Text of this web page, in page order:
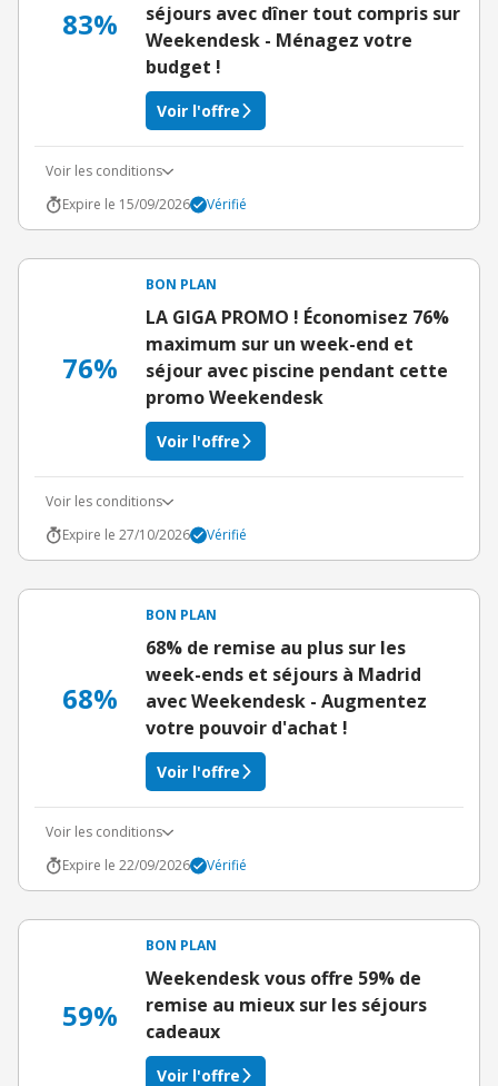
83%
séjours avec dîner tout compris sur
Weekendesk - Ménagez votre
budget !
Voir l'offre
Voir les conditions
Expire le 15/09/2026
Vérifié
76%
BON PLAN
LA GIGA PROMO ! Économisez 76%
maximum sur un week-end et
séjour avec piscine pendant cette
promo Weekendesk
Voir l'offre
Voir les conditions
Expire le 27/10/2026
Vérifié
68%
BON PLAN
68% de remise au plus sur les
week-ends et séjours à Madrid
avec Weekendesk - Augmentez
votre pouvoir d'achat !
Voir l'offre
Voir les conditions
Expire le 22/09/2026
Vérifié
59%
BON PLAN
Weekendesk vous offre 59% de
remise au mieux sur les séjours
cadeaux
Voir l'offre